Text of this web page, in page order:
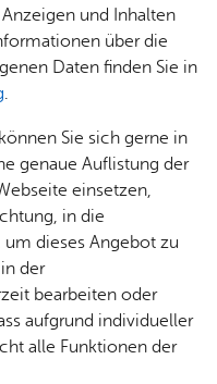
Bauen
& Um­
welt
Geo­
da­ten
& 3D-
Stadt­
Ge­
sund­
heit &
kum
Ärzte &
Apo­
Schul­kind­
u. a.
(Grund­
und Inhalten
über die
Daten finden Sie in
.
Sie sich gerne in
genaue Auflistung der
einsetzen,
in die
dieses Angebot zu
der
bearbeiten oder
aufgrund individueller
alle Funktionen der